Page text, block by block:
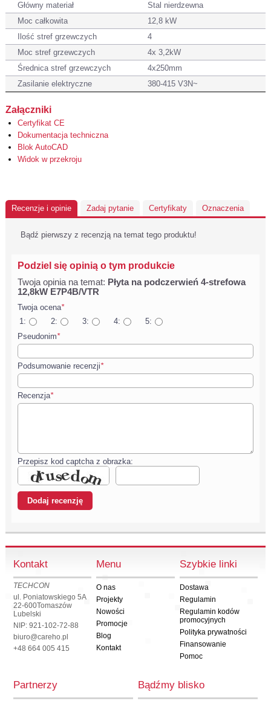
Główny materiał
Stal nierdzewna
Moc całkowita
12,8 kW
Ilość stref grzewczych
4
Moc stref grzewczych
4x 3,2kW
Średnica stref grzewczych
4x250mm
Zasilanie elektryczne
380-415 V3N~
Załączniki
Certyfikat CE
Dokumentacja techniczna
Blok AutoCAD
Widok w przekroju
Recenzje i opinie Zadaj pytanie Certyfikaty Oznaczenia
Bądź pierwszy z recenzją na temat tego produktu!
Podziel się opinią o tym produkcie
Twoja opinia na temat: Płyta na podczerwień 4-strefowa
12,8kW E7P4B/VTR
Twoja ocena*
1:
2: 3: 4:
5:
Pseudonim*
Podsumowanie recenzji*
Recenzja*
Przepisz kod captcha z obrazka:
Kontakt
TECHCON
ul. Poniatowskiego 5A
22-600Tomaszów
Lubelski
NIP: 921-102-72-88
biuro@careho.pl
+48 664 005 415
Menu
O nas
Projekty
Nowości
Promocje
Blog
Kontakt
Szybkie linki
Dostawa
Regulamin
Regulamin kodów
promocyjnych
Polityka prywatności
Finansowanie
Pomoc
Partnerzy Bądźmy blisko